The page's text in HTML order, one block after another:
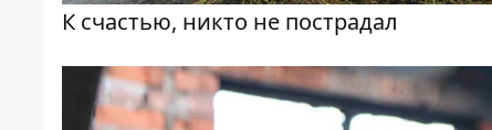
К счастью, никто не пострадал